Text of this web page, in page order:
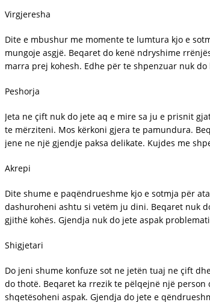
Virgjeresha
Dite e mbushur me momente te lumtura kjo e
mungoje asgjë. Beqaret do kenë ndryshime
marra prej kohesh. Edhe për te shpenzuar nuk do
Peshorja
Jeta ne çift nuk do jete aq e mire sa ju e prisnit
te mërziteni. Mos kërkoni gjera te pamundura.
jene ne një gjendje paksa delikate. Kujdes me
Akrepi
Dite shume e paqëndrueshme kjo e sotmja për
dashuroheni ashtu si vetëm ju dini. Beqaret nuk
gjithë kohës. Gjendja nuk do jete aspak
Shigjetari
Do jeni shume konfuze sot ne jetën tuaj ne çift
do thotë. Beqaret ka rrezik te pëlqejnë një
shqetësoheni aspak. Gjendja do jete e